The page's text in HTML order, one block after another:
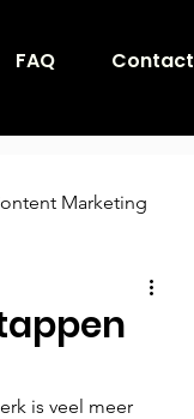
FAQ Contact
Marketing
is veel meer